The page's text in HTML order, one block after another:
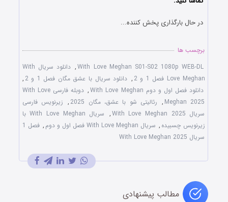
در حال بارگذاری پخش کننده...
برچسب ها
With Love Meghan S01-S02 1080p WEB-DL
,
دانلود سریال With
Love Meghan فصل 1 و 2
, دانلود سریال با عشق مگان فصل 1 و 2
,
دانلود فصل اول و دوم With Love Meghan
,
دوبله فارسی With Love
Meghan 2025
, رئالیتی شو با عشق، مگان 2025 , زیرنویس فارسی
سریال With Love Meghan 2025
,
سریال With Love Meghan با
زیرنویس چسبیده , سریال With Love Meghan فصل اول و دوم ,
فصل 1
سریال With Love Meghan 2025
مطالب پیشنهادی